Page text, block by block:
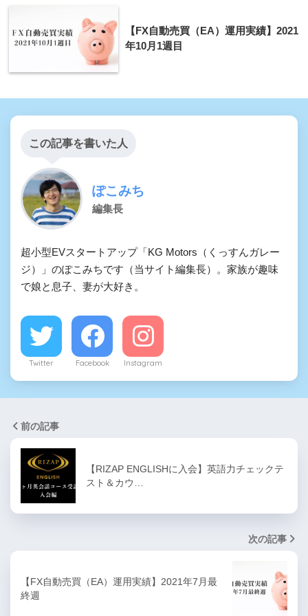
【FX自動売買（EA）運用実績】2021
年10月1週目
この記事を書いた人
ぽこみち
編集長
超小型EVスタートアップ「KG Motors（くっすんガレー
ジ）」のぽこみちです（当サイト編集長）。家族が趣味
で娘と息子、妻が大好き。
Twitter Facebook Instagram
前の記事
【RIZAP ENGLISHに入会】英語力チェックテ
スト＆カウ…
次の記事
【FX自動売買（EA）運用実績】2021年7月最
終週